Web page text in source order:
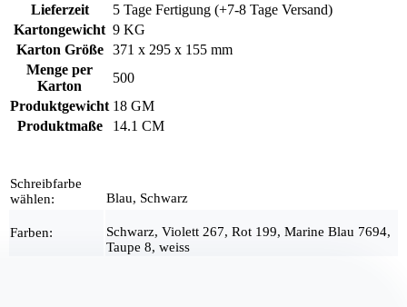
Lieferzeit
5 Tage Fertigung (+7-8 Tage Versand)
Kartongewicht 9 KG
Karton Größe
371 x 295 x 155 mm
Menge per
Karton
500
Produktgewicht 18 GM
Produktmaße
14.1 CM
Schreibfarbe
wählen:
Blau, Schwarz
Farben:
Schwarz, Violett 267, Rot 199, Marine Blau 7694,
Taupe 8, weiss